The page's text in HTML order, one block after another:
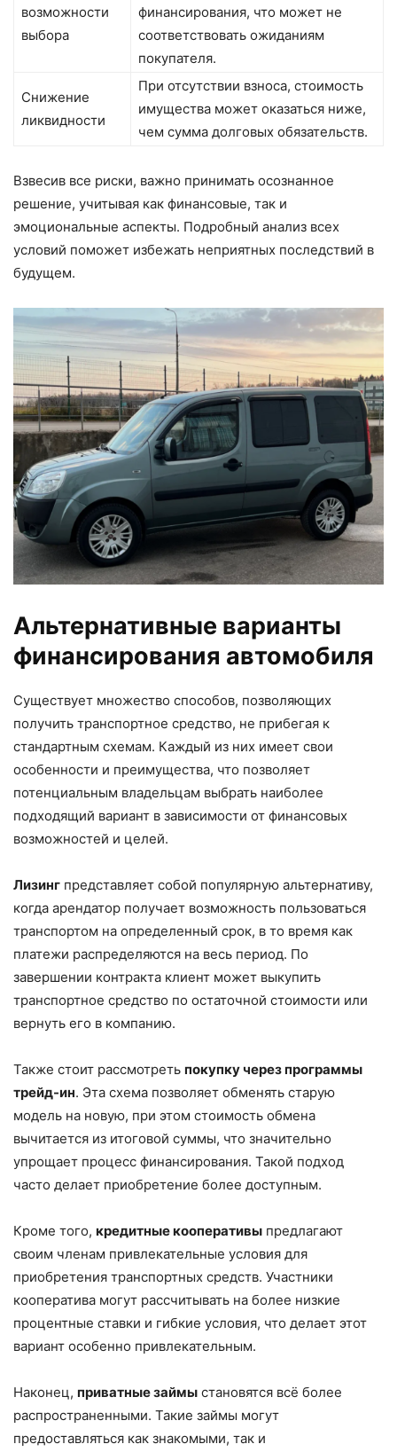
возможности
выбора
финансирования, что может не
соответствовать ожиданиям
покупателя.
Снижение
ликвидности
При отсутствии взноса, стоимость
имущества может оказаться ниже,
чем сумма долговых обязательств.
Взвесив все риски, важно принимать осознанное
решение, учитывая как финансовые, так и
эмоциональные аспекты. Подробный анализ всех
условий поможет избежать неприятных последствий в
будущем.
Альтернативные варианты
финансирования автомобиля
Существует множество способов, позволяющих
получить транспортное средство, не прибегая к
стандартным схемам. Каждый из них имеет свои
особенности и преимущества, что позволяет
потенциальным владельцам выбрать наиболее
подходящий вариант в зависимости от финансовых
возможностей и целей.
Лизинг представляет собой популярную альтернативу,
когда арендатор получает возможность пользоваться
транспортом на определенный срок, в то время как
платежи распределяются на весь период. По
завершении контракта клиент может выкупить
транспортное средство по остаточной стоимости или
вернуть его в компанию.
Также стоит рассмотреть покупку через программы
трейд-ин. Эта схема позволяет обменять старую
модель на новую, при этом стоимость обмена
вычитается из итоговой суммы, что значительно
упрощает процесс финансирования. Такой подход
часто делает приобретение более доступным.
Кроме того, кредитные кооперативы предлагают
своим членам привлекательные условия для
приобретения транспортных средств. Участники
кооператива могут рассчитывать на более низкие
процентные ставки и гибкие условия, что делает этот
вариант особенно привлекательным.
Наконец, приватные займы становятся всё более
распространенными. Такие займы могут
предоставляться как знакомыми, так и